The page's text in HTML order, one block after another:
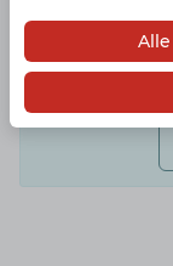
Buchen Sie
um